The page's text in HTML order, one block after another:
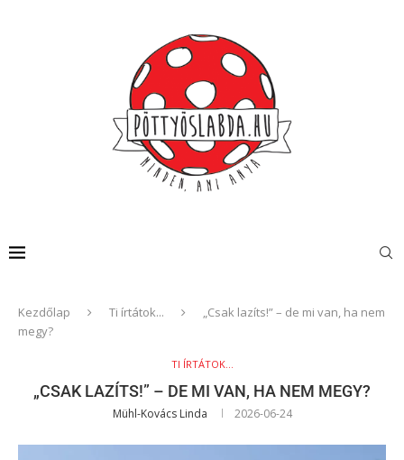
Kezdőlap Ti írtátok...
„Csak lazíts!” – de mi van, ha nem
megy?
TI ÍRTÁTOK...
„CSAK LAZÍTS!” – DE MI VAN, HA NEM MEGY?
Mühl-Kovács Linda 2026-06-24